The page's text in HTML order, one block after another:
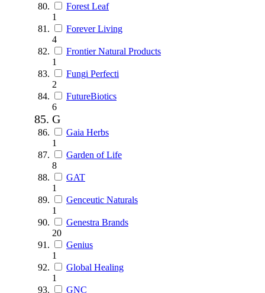
Forest Leaf
1
Forever Living
4
Frontier Natural Products
1
Fungi Perfecti
2
FutureBiotics
6
G
Gaia Herbs
1
Garden of Life
8
GAT
1
Genceutic Naturals
1
Genestra Brands
20
Genius
1
Global Healing
1
GNC